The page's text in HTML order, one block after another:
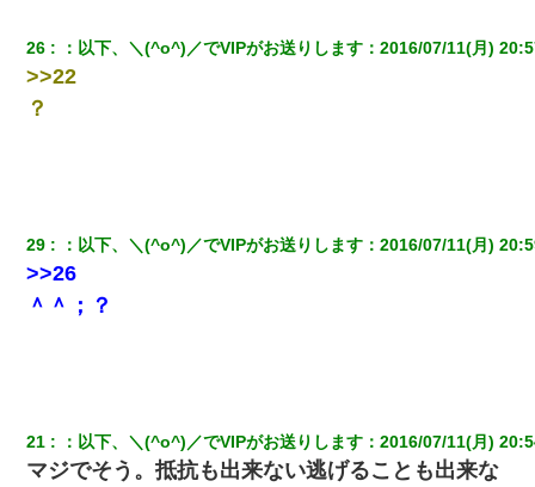
26 ： 以下、＼(^o^)／でVIPがお送りします ：2016/07/11(月)
>>22
？
29 ： 以下、＼(^o^)／でVIPがお送りします ：2016/07/11(月)
>>26
＾＾；？
21 ： 以下、＼(^o^)／でVIPがお送りします ：2016/07/11(月)
マジでそう。抵抗も出来ない逃げることも出来な